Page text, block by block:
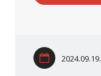
2024.09.19.